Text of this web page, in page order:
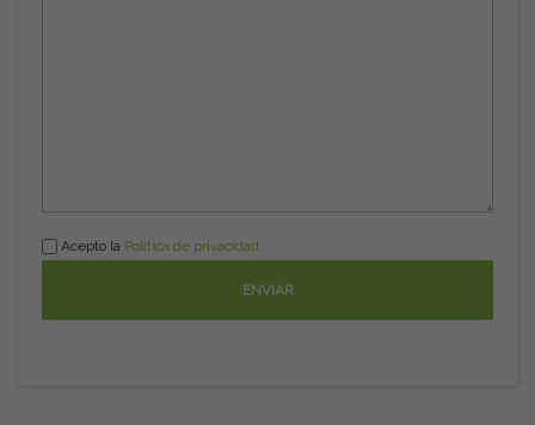
Acepto la Política de privacidad.